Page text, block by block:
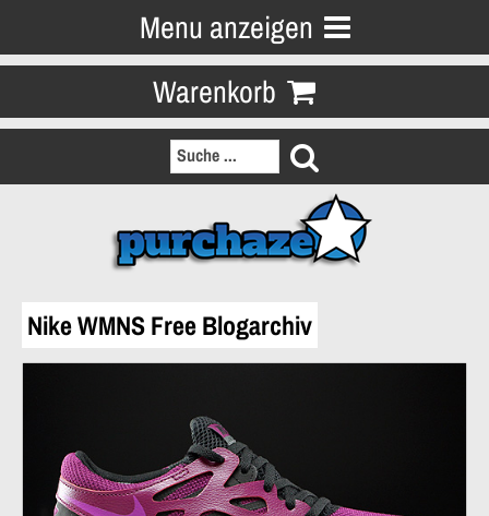
Menu anzeigen
Warenkorb
Nike WMNS Free Blogarchiv